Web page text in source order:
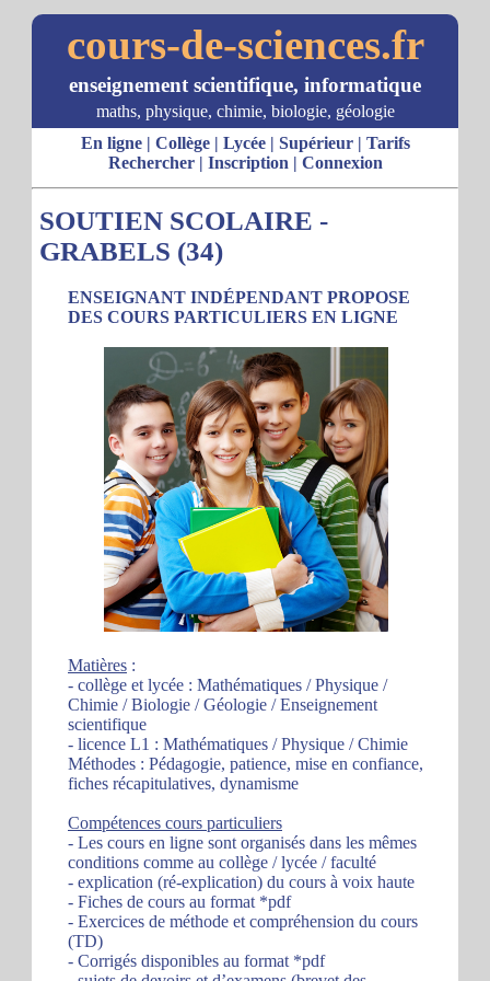
cours-de-sciences.fr
enseignement scientifique, informatique
maths, physique, chimie, biologie, géologie
En ligne| Collège| Lycée| Supérieur| Tarifs
Rechercher| Inscription | Connexion
SOUTIEN SCOLAIRE -
GRABELS (34)
ENSEIGNANT INDÉPENDANT PROPOSE
DES COURS PARTICULIERS EN LIGNE
Matières :
- collège et lycée : Mathématiques / Physique /
Chimie / Biologie / Géologie / Enseignement
scientifique
- licence L1 : Mathématiques / Physique / Chimie
Méthodes : Pédagogie, patience, mise en confiance,
fiches récapitulatives, dynamisme
Compétences cours particuliers
- Les cours en ligne sont organisés dans les mêmes
conditions comme au collège / lycée / faculté
- explication (ré-explication) du cours à voix haute
- Fiches de cours au format *pdf
- Exercices de méthode et compréhension du cours
(TD)
- Corrigés disponibles au format *pdf